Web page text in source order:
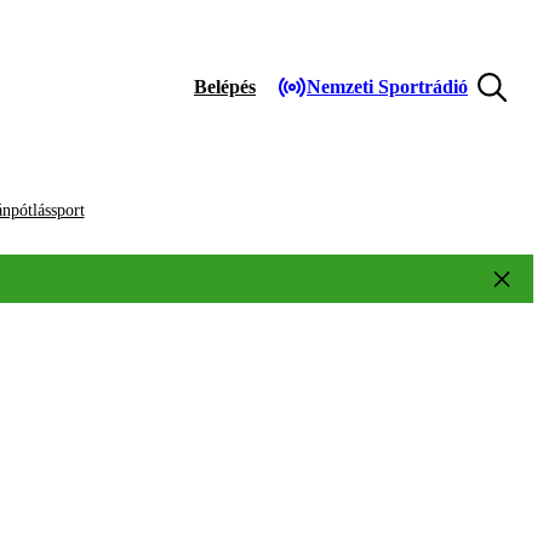
Belépés Nemzeti Sportrádió